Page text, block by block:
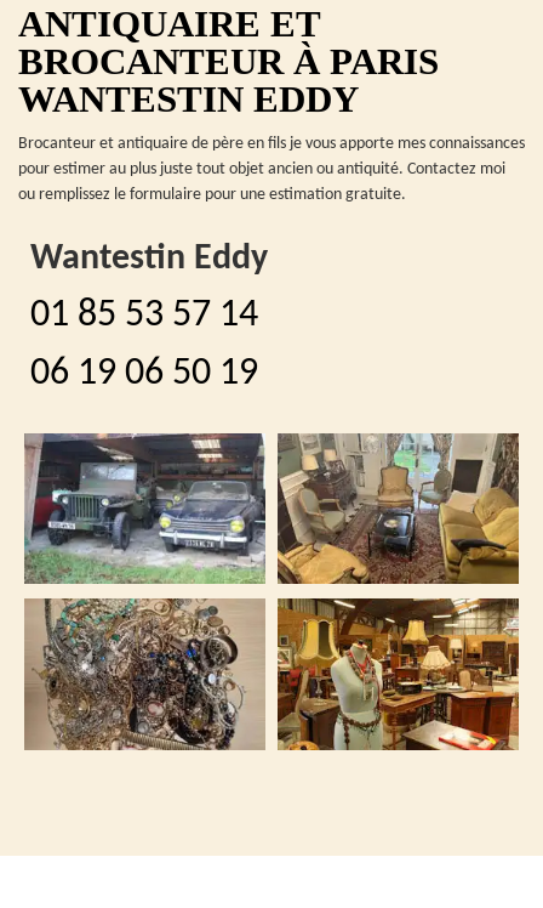
ANTIQUAIRE ET
BROCANTEUR À PARIS
WANTESTIN EDDY
Brocanteur et antiquaire de père en fils je vous apporte mes connaissances
pour estimer au plus juste tout objet ancien ou antiquité. Contactez moi
ou remplissez le formulaire pour une estimation gratuite.
Wantestin Eddy
01 85 53 57 14
06 19 06 50 19